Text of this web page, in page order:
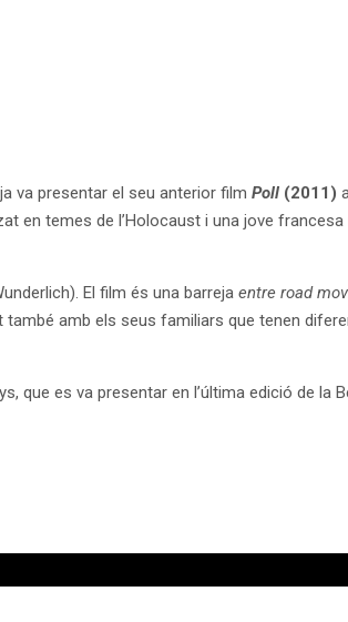
va presentar el seu anterior film Poll (2011)
en temes de l’Holocaust i una jove francesa
El film és una barreja entre road
amb els seus familiars que tenen
que es va presentar en l’última edició de la